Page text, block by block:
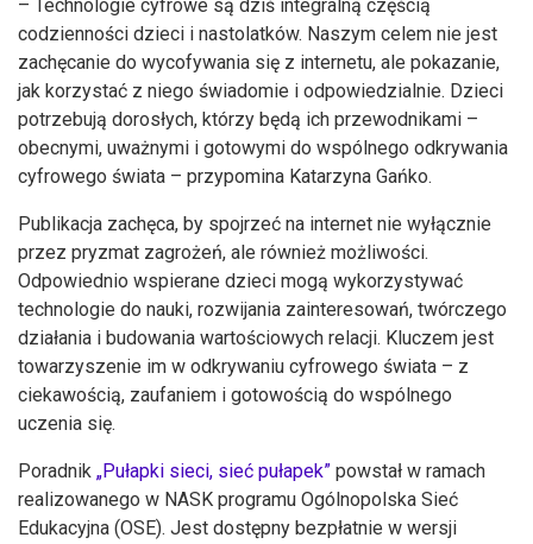
– Technologie cyfrowe są dziś integralną częścią
codzienności dzieci i nastolatków. Naszym celem nie jest
zachęcanie do wycofywania się z internetu, ale pokazanie,
jak korzystać z niego świadomie i odpowiedzialnie. Dzieci
potrzebują dorosłych, którzy będą ich przewodnikami –
obecnymi, uważnymi i gotowymi do wspólnego odkrywania
cyfrowego świata – przypomina Katarzyna Gańko.
Publikacja zachęca, by spojrzeć na internet nie wyłącznie
przez pryzmat zagrożeń, ale również możliwości.
Odpowiednio wspierane dzieci mogą wykorzystywać
technologie do nauki, rozwijania zainteresowań, twórczego
działania i budowania wartościowych relacji. Kluczem jest
towarzyszenie im w odkrywaniu cyfrowego świata – z
ciekawością, zaufaniem i gotowością do wspólnego
uczenia się.
Poradnik „Pułapki sieci, sieć pułapek” powstał w ramach
realizowanego w NASK programu Ogólnopolska Sieć
Edukacyjna (OSE). Jest dostępny bezpłatnie w wersji